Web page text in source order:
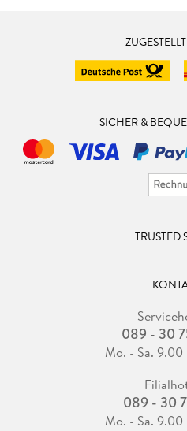
SICHER &
TRUSTED
089 - 30
Mo. - Sa.
089 - 30
Mo. - Sa.